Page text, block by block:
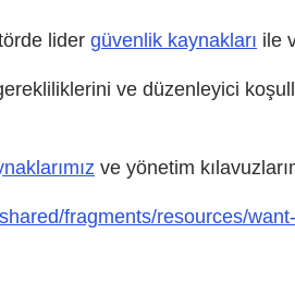
lider güvenlik kaynakları ile
ve düzenleyici
ve yönetim
fragments/resources/